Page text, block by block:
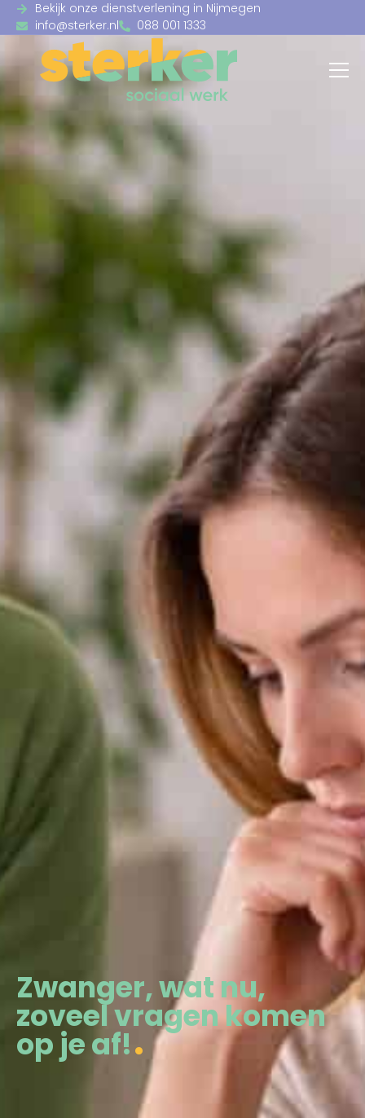
Bekijk onze dienstverlening in Nijmegen
info@sterker.nl
088 001 1333
Zwanger, wat nu,
zoveel vragen komen
op je af!